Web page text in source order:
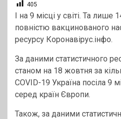
405
І на 9 місці у світі. Та лише
повністю вакцинованого
ресурсу Коронавірус.інфо.
За даними статистичного
станом на 18 жовтня за
COVID-19 Україна посіла 9
серед країн Європи.
Також, за даними